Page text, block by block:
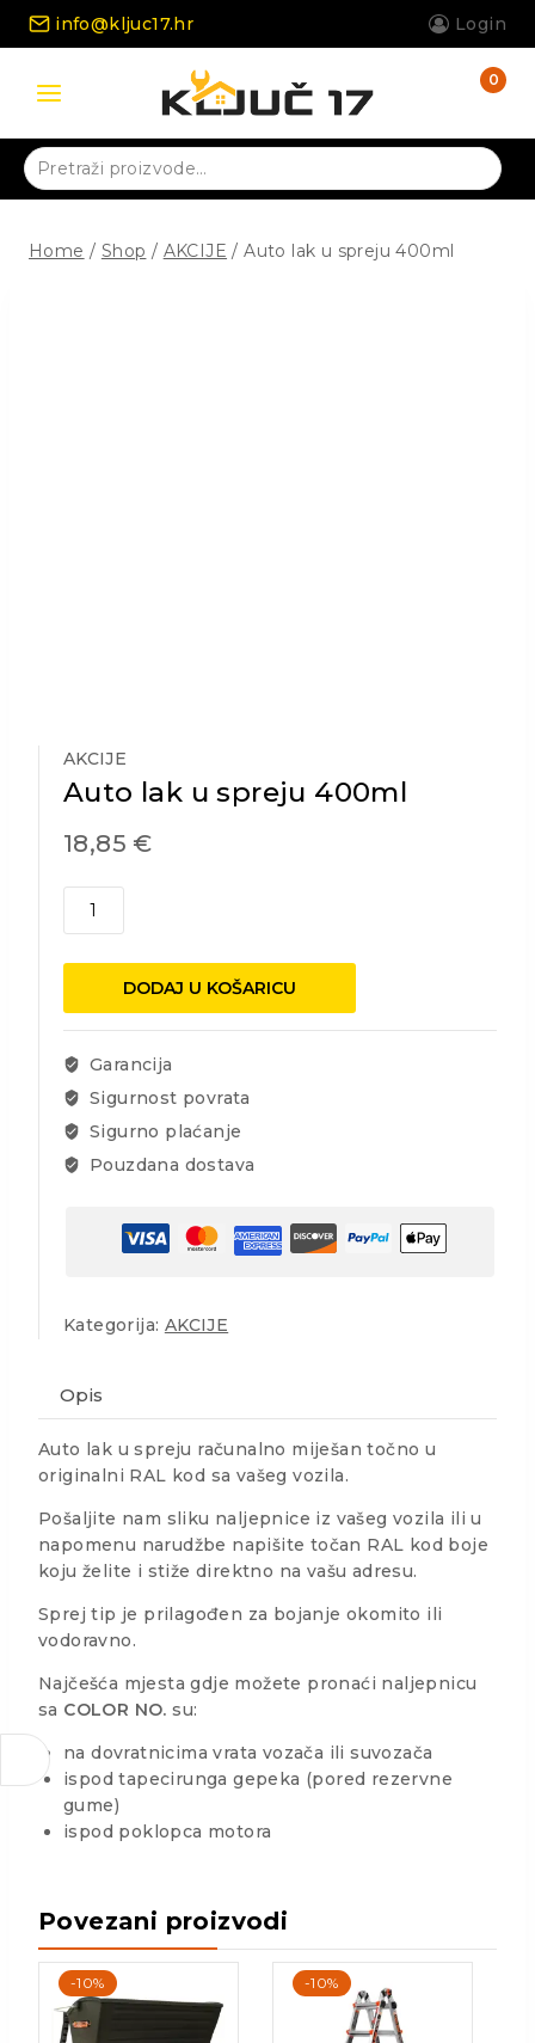
Skip
info@kljuc17.hr Login
0
Pretraži:
Home / Shop / AKCIJE / Auto lak u spreju 400ml
AKCIJE
Auto lak u spreju 400ml
18,85 €
Auto
količina
DODAJ U KOŠARICU
Garancija
Sigurnost povrata
Sigurno plaćanje
Pouzdana dostava
Kategorija: AKCIJE
Opis
Auto lak u spreju računalno miješan točno u
originalni RAL kod sa vašeg vozila.
Pošaljite nam sliku naljepnice iz vašeg vozila ili u
napomenu narudžbe napišite točan RAL kod boje
koju želite i stiže direktno na vašu adresu.
Sprej tip je prilagođen za bojanje okomito ili
vodoravno.
Najčešća mjesta gdje možete pronaći naljepnicu
sa COLOR NO. su:
na dovratnicima vrata vozača ili suvozača
ispod tapecirunga gepeka (pored rezervne
gume)
ispod poklopca motora
Povezani proizvodi
-10% -10%